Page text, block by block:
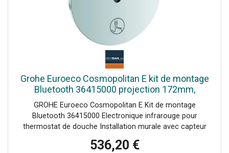
Enregistrez et envoyez 3 profils Rétablir les paramètres
d'usine ou utilisateur Version matérielle et logicielle
Marquage CE, groupe de vannes I selon DIN 4109 Raccord
de classe de protection IP 59K
Grohe Euroeco Cosmopolitan E kit de montage
Bluetooth 36415000 projection 172mm,
chromé , thermostat de douche mural
infrarouge, avec transformateur
GROHE Euroeco Cosmopolitan E Kit de montage
Bluetooth 36415000 Electronique infrarouge pour
thermostat de douche Installation murale avec capteur
bidirectionnelle avec de nombreux choix Paramètres et
536,20 €